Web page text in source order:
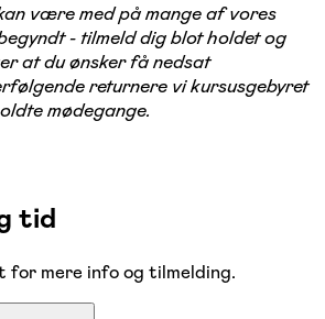
være med på mange af vores
- tilmeld dig blot holdet og
at du ønsker få nedsat
returnere vi kursusgebyret
mødegange.
tid
for mere info og tilmelding.